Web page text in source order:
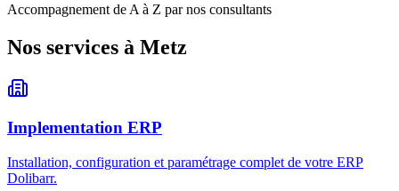
Accompagnement de A à Z par nos consultants
Nos services à Metz
Implementation ERP
Installation, configuration et paramétrage complet de votre ERP
Dolibarr.